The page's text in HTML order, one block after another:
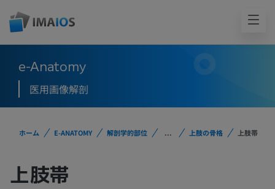
e-Anatomy
医用画像解剖
ホーム E-ANATOMY 解剖学的部位 ... 上肢の骨格 上肢帯
上肢帯